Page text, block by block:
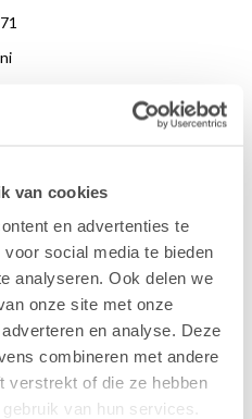
van cookies
en advertenties te
social media te bieden
analyseren. Ook delen we
onze site met onze
en analyse. Deze
combineren met andere
verstrekt of die ze hebben
van hun services.